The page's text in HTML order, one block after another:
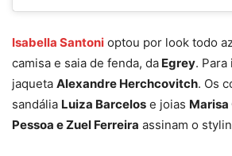
Isabella Santoni optou por look todo
camisa e saia de fenda, da Egrey. Para
jaqueta Alexandre Herchcovitch. Os
sandália Luiza Barcelos e joias Marisa
Pessoa e Zuel Ferreira assinam o